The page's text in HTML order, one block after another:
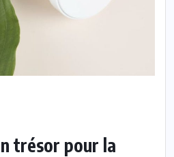
trésor pour la